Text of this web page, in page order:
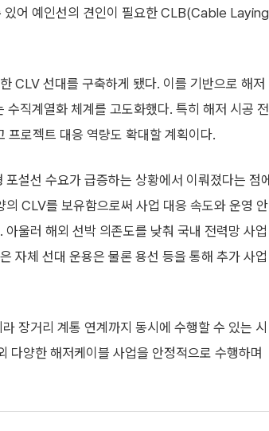
있어 예인선의 견인이 필요한 CLB(Cable Laying
CLV 선대를 구축하게 됐다. 이를 기반으로 해저
수직계열화 체계를 고도화했다. 특히 해저 시공 전
프로젝트 대응 역량도 확대할 계획이다.
설선 수요가 급증하는 상황에서 이뤄졌다는 점에
CLV를 보유함으로써 사업 대응 속도와 운영 안
울러 해외 선박 의존도를 낮춰 국내 전력망 사업
자체 선대 운용은 물론 용선 등을 통해 추가 사업
장거리 계통 연계까지 동시에 수행할 수 있는 시
다양한 해저케이블 사업을 안정적으로 수행하며